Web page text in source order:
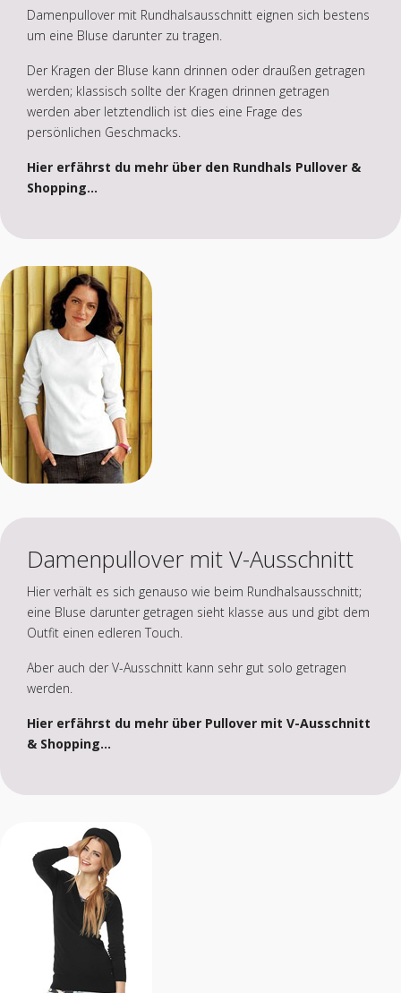
Damenpullover mit Rundhalsausschnitt eignen sich bestens
um eine Bluse darunter zu tragen.
Der Kragen der Bluse kann drinnen oder draußen getragen
werden; klassisch sollte der Kragen drinnen getragen
werden aber letztendlich ist dies eine Frage des
persönlichen Geschmacks.
Hier erfährst du mehr über den Rundhals Pullover &
Shopping...
Damenpullover mit V-Ausschnitt
Hier verhält es sich genauso wie beim Rundhalsausschnitt;
eine Bluse darunter getragen sieht klasse aus und gibt dem
Outfit einen edleren Touch.
Aber auch der V-Ausschnitt kann sehr gut solo getragen
werden.
Hier erfährst du mehr über Pullover mit V-Ausschnitt
& Shopping...